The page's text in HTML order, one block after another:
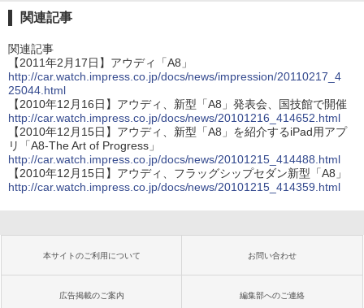
関連記事
関連記事
【2011年2月17日】アウディ「A8」
http://car.watch.impress.co.jp/docs/news/impression/20110217_4
25044.html
【2010年12月16日】アウディ、新型「A8」発表会、国技館で開催
http://car.watch.impress.co.jp/docs/news/20101216_414652.html
【2010年12月15日】アウディ、新型「A8」を紹介するiPad用アプ
リ「A8-The Art of Progress」
http://car.watch.impress.co.jp/docs/news/20101215_414488.html
【2010年12月15日】アウディ、フラッグシップセダン新型「A8」
http://car.watch.impress.co.jp/docs/news/20101215_414359.html
本サイトのご利用について お問い合わせ
広告掲載のご案内 編集部へのご連絡